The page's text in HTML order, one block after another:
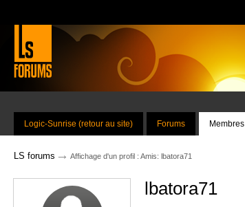
Logic-Sunrise (retour au site) Forums Membres
LS forums → Affichage d'un profil : Amis: lbatora71
lbatora71